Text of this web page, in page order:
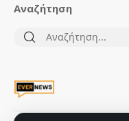
Αναζήτηση
Αναζήτηση